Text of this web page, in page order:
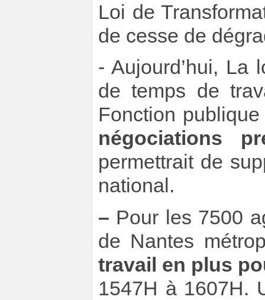
Loi de
de cesse de
- Aujourd’hui, La
de temps de
Fonction
négociations
permettrait de
national.
– Pour les 7500
de Nantes
travail en plus
1547H à 1607H.